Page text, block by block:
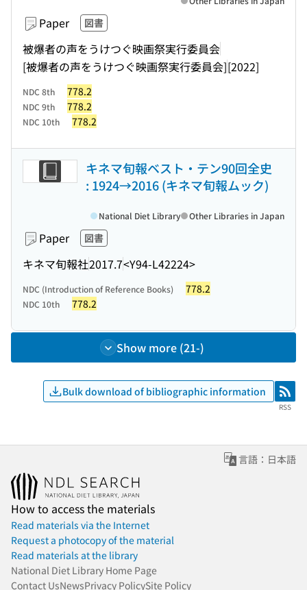
Paper 図書
被爆者の声をうけつぐ映画祭実行委員会
[被爆者の声をうけつぐ映画祭実行委員会][2022]
NDC 8th 778.2
NDC 9th 778.2
NDC 10th 778.2
キネマ旬報ベスト・テン90回全史
: 1924→2016 (キネマ旬報ムック)
Paper 図書
キネマ旬報社2017.7<Y94-L42224>
National Diet Library Other Libraries in Japan
NDC (Introduction of Reference Books) 778.2
NDC 10th 778.2
Show more (21-)
Bulk download of bibliographic information RSS
RSS
言語：日本語
How to access the materials
Read materials via the Internet
Request a photocopy of the material
Read materials at the library
National Diet Library Home Page
Contact UsNewsPrivacy PolicySite Policy